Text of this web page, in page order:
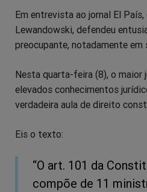
no
Facebook
no
Whatsapp
no
Twitter
no
Em entrevista ao jornal El
Lewandowski, defendeu
preocupante, notadamente
Nesta quarta-feira (8), o maior
elevados conhecimentos
verdadeira aula de direito
Eis o texto:
“O art. 101 da
compõe de 11